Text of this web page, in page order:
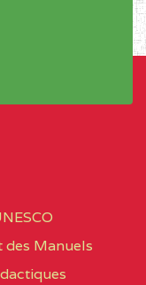
FOI BP
des Manuels